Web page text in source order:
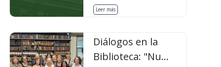
Leer más
Diálogos en la
Biblioteca: "Nu...